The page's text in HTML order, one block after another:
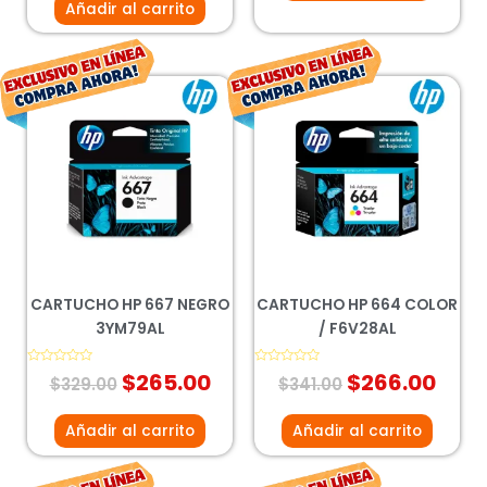
Añadir al carrito
CARTUCHO HP 667 NEGRO
3YM79AL
Valorado
$329.00
El
precio
original
era:
$329.00.
$265.00
El
precio
$265.00.
Añadir al carrito
CARTUCHO HP 664 COLOR
/ F6V28AL
Valorado
$341.00
El
precio
original
era:
$341.00.
$266.00
El
Añadir al carrito